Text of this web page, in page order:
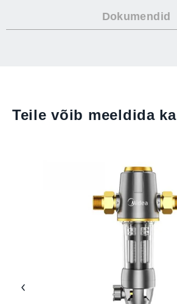
Dokumendid
Teile võib meeldida ka